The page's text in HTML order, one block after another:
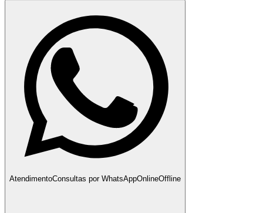
AtendimentoConsultas por WhatsAppOnlineOffline